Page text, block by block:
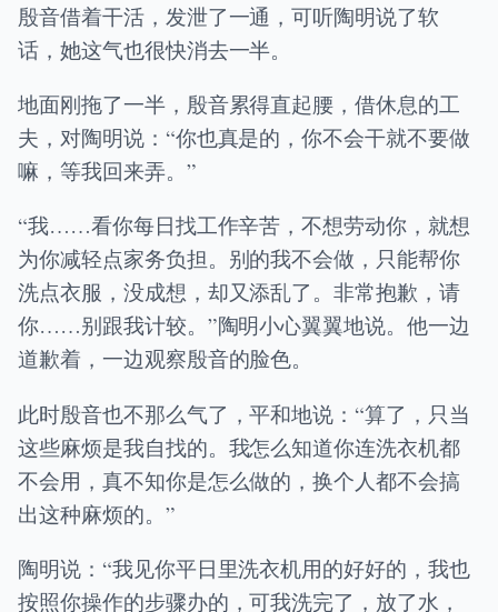
殷音借着干活，发泄了一通，可听陶明说了软
话，她这气也很快消去一半。
地面刚拖了一半，殷音累得直起腰，借休息的工
夫，对陶明说：“你也真是的，你不会干就不要做
嘛，等我回来弄。”
“我……看你每日找工作辛苦，不想劳动你，就想
为你减轻点家务负担。别的我不会做，只能帮你
洗点衣服，没成想，却又添乱了。非常抱歉，请
你……别跟我计较。”陶明小心翼翼地说。他一边
道歉着，一边观察殷音的脸色。
此时殷音也不那么气了，平和地说：“算了，只当
这些麻烦是我自找的。我怎么知道你连洗衣机都
不会用，真不知你是怎么做的，换个人都不会搞
出这种麻烦的。”
陶明说：“我见你平日里洗衣机用的好好的，我也
按照你操作的步骤办的，可我洗完了，放了水，